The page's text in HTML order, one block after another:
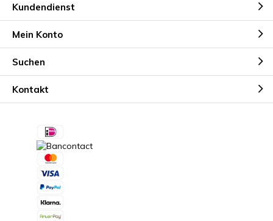
Kundendienst
Mein Konto
Suchen
Kontakt